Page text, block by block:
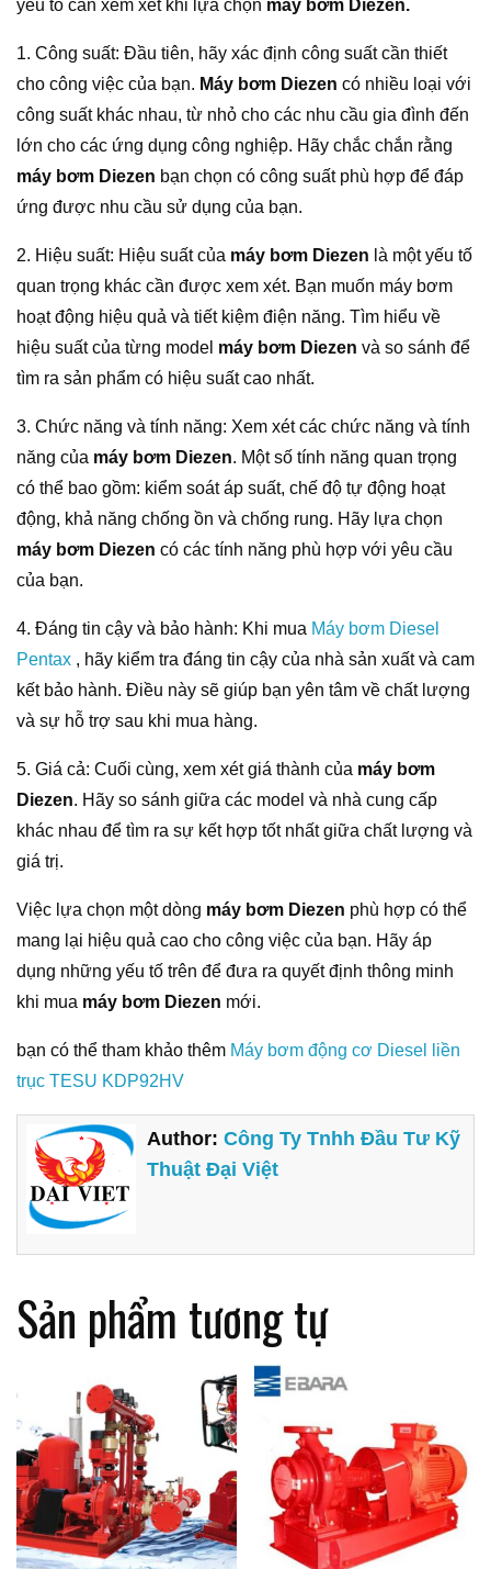
yếu tố cần xem xét khi lựa chọn máy bơm Diezen.
1. Công suất: Đầu tiên, hãy xác định công suất cần thiết
cho công việc của bạn. Máy bơm Diezen có nhiều loại với
công suất khác nhau, từ nhỏ cho các nhu cầu gia đình đến
lớn cho các ứng dụng công nghiệp. Hãy chắc chắn rằng
máy bơm Diezen bạn chọn có công suất phù hợp để đáp
ứng được nhu cầu sử dụng của bạn.
2. Hiệu suất: Hiệu suất của máy bơm Diezen là một yếu tố
quan trọng khác cần được xem xét. Bạn muốn máy bơm
hoạt động hiệu quả và tiết kiệm điện năng. Tìm hiểu về
hiệu suất của từng model máy bơm Diezen và so sánh để
tìm ra sản phẩm có hiệu suất cao nhất.
3. Chức năng và tính năng: Xem xét các chức năng và tính
năng của máy bơm Diezen. Một số tính năng quan trọng
có thể bao gồm: kiểm soát áp suất, chế độ tự động hoạt
động, khả năng chống ồn và chống rung. Hãy lựa chọn
máy bơm Diezen có các tính năng phù hợp với yêu cầu
của bạn.
4. Đáng tin cậy và bảo hành: Khi mua Máy bơm Diesel
Pentax , hãy kiểm tra đáng tin cậy của nhà sản xuất và cam
kết bảo hành. Điều này sẽ giúp bạn yên tâm về chất lượng
và sự hỗ trợ sau khi mua hàng.
5. Giá cả: Cuối cùng, xem xét giá thành của máy bơm
Diezen. Hãy so sánh giữa các model và nhà cung cấp
khác nhau để tìm ra sự kết hợp tốt nhất giữa chất lượng và
giá trị.
Việc lựa chọn một dòng máy bơm Diezen phù hợp có thể
mang lại hiệu quả cao cho công việc của bạn. Hãy áp
dụng những yếu tố trên để đưa ra quyết định thông minh
khi mua máy bơm Diezen mới.
bạn có thể tham khảo thêm Máy bơm động cơ Diesel liền
trục TESU KDP92HV
Author:Công Ty Tnhh Đầu Tư Kỹ
Thuật Đại Việt
Sản phẩm tương tự